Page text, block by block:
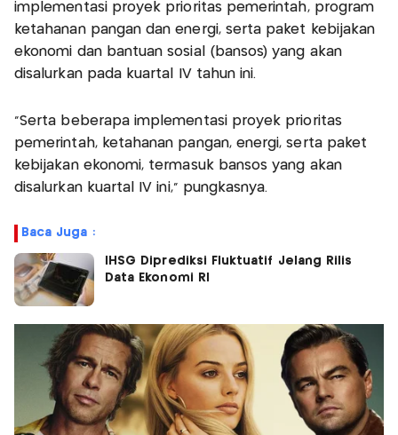
implementasi proyek prioritas pemerintah, program
ketahanan pangan dan energi, serta paket kebijakan
ekonomi dan bantuan sosial (bansos) yang akan
disalurkan pada kuartal IV tahun ini.
“Serta beberapa implementasi proyek prioritas
pemerintah, ketahanan pangan, energi, serta paket
kebijakan ekonomi, termasuk bansos yang akan
disalurkan kuartal IV ini,” pungkasnya.
Baca Juga :
IHSG Diprediksi Fluktuatif Jelang Rilis
Data Ekonomi RI